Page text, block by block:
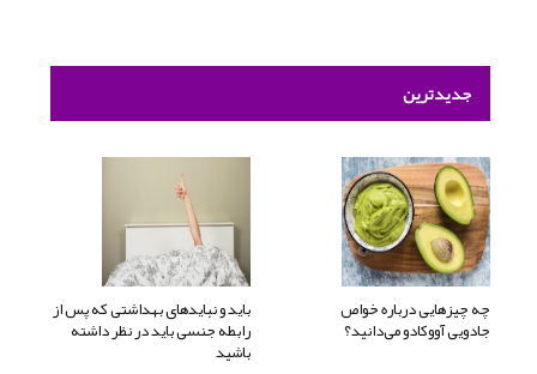
جدیدترین
چه چیزهایی درباره خواص
جادویی آووکادو می‌دانید؟
باید و نبایدهای بهداشتی که پس از
رابطه جنسی باید در نظر داشته
باشید